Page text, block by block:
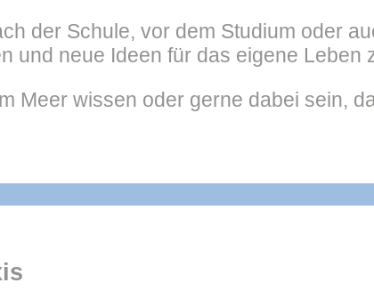
der Schule, vor dem Studium oder
und neue Ideen für das eigene Leben
Meer wissen oder gerne dabei sein,